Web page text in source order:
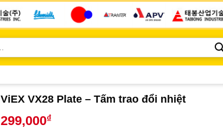
ViEX VX28 Plate – Tấm trao đổi nhiệt
299,000₫